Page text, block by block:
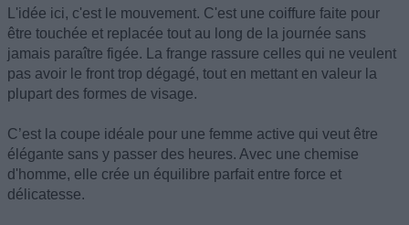
L'idée ici, c'est le mouvement. C'est une coiffure faite pour
être touchée et replacée tout au long de la journée sans
jamais paraître figée. La frange rassure celles qui ne veulent
pas avoir le front trop dégagé, tout en mettant en valeur la
plupart des formes de visage.
C’est la coupe idéale pour une femme active qui veut être
élégante sans y passer des heures. Avec une chemise
d'homme, elle crée un équilibre parfait entre force et
délicatesse.